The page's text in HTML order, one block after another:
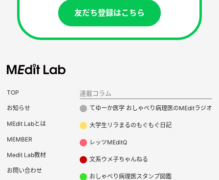
TOP
お知らせ
MEdit Labとは
MEMBER
Medit Lab教材
お問い合わせ
連載コラム
てゆーか医学 おしゃべり病理医のMEditラジオ
大学生リラまるのもぐもぐ日記
レッツMEditQ
文系ウメ子ちゃんねる
おしゃべり病理医スタンプ図鑑
友だち登録はこちら